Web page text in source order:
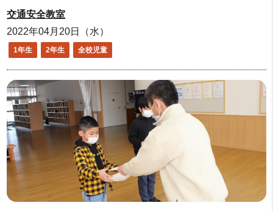
交通安全教室
2022年04月20日（水）
1年生 2年生 全校児童